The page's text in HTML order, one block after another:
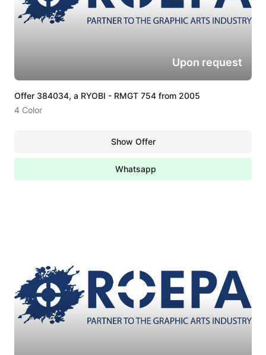
Offer 384034, a RYOBI - RMGT 754 from 2005
4 Color
Upon request
Show Offer
Whatsapp